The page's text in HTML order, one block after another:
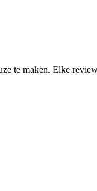
te maken. Elke